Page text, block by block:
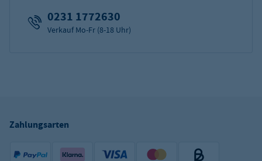
0231 1772630
Verkauf Mo-Fr (8-18 Uhr)
Zahlungsarten